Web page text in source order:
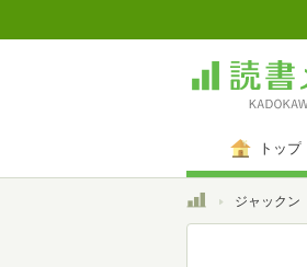
トップ
トップジャックン